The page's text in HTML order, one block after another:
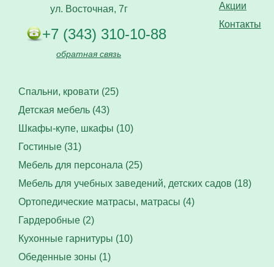
Акции
Контакты
ул. Восточная, 7г
+7 (343) 310-10-88
обратная связь
Спальни, кровати (25)
Детская мебель (43)
Шкафы-купе, шкафы (10)
Гостиные (31)
Мебель для персонала (25)
Мебель для учебных заведений, детских садов (18)
Ортопедические матрасы, матрасы (4)
Гардеробные (2)
Кухонные гарнитуры (10)
Обеденные зоны (1)